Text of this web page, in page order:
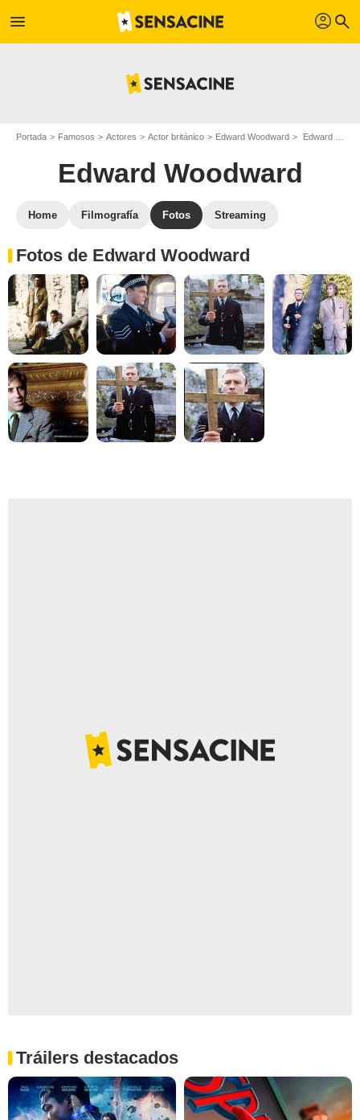
menu profil search
Portada Famosos Actores Actor británico Edward Woodward Edward Woodward : Fotos de sus películas y series
Edward Woodward
Home Filmografía Fotos Streaming
Fotos de Edward Woodward
Tráilers destacados